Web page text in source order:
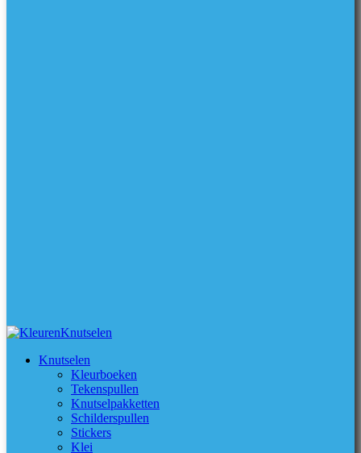
Knutselen
Kleurboeken
Tekenspullen
Knutselpakketten
Schilderspullen
Stickers
Klei